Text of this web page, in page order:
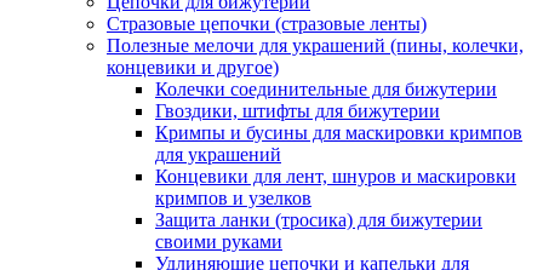
Стразовые цепочки (стразовые ленты)
Полезные мелочи для украшений (пины, колечки,
концевики и другое)
Колечки соединительные для бижутерии
Гвоздики, штифты для бижутерии
Кримпы и бусины для маскировки кримпов
для украшений
Концевики для лент, шнуров и маскировки
кримпов и узелков
Защита ланки (тросика) для бижутерии
своими руками
Удлиняющие цепочки и капельки для